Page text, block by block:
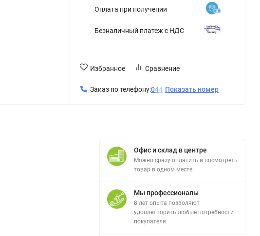
Оплата при получении
Безналичный платеж с НДС
Избранное Сравнение
Заказ по телефону:044 Показать номер
Офис и склад в центре
Можно сразу оплатить и посмотреть
товар в одном месте
Мы профессионалы
8 лет опыта позволяют
удовлетворить любые потребности
покупателя